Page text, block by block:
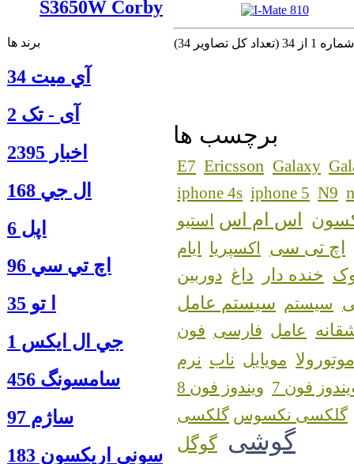
S3650W Corby
برند ها
آي ميت 34
آی - تک 2
اخبار 2395
ال جي 168
اپل 6
اچ تي سي 96
ا‍ تو 35
جي ال ايكس 1
سامسونگ 456
ساژم 97
سوني اريكسون 183
كل تصاوير 34)
برچسب ها
E7 Ericsson Galaxy
iphone 4s iphone 5 N9
اس ام اس استیو
اچ تی سی اکسپریا ایام
خنده دار داغ دوربین
سیستم سیستم عامل
عامل فارسی فون
موتورولا مویایل ناب نرم
فون 7
ویندوز فون 8
گلکسی نکسوس
گوشی گوگل